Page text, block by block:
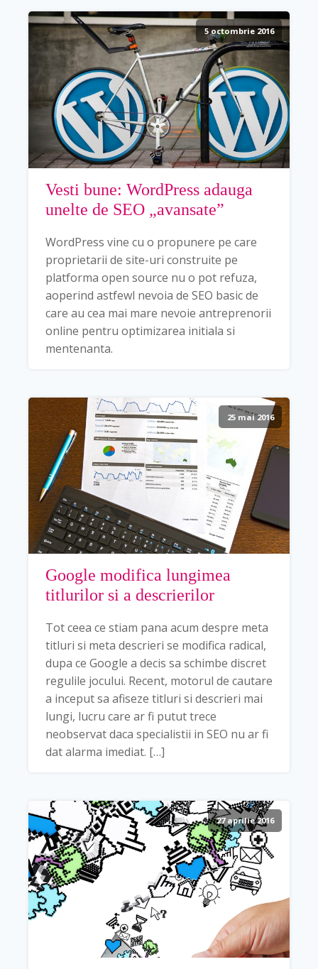
5 octombrie 2016
Vesti bune: WordPress adauga
unelte de SEO „avansate”
WordPress vine cu o propunere pe care
proprietarii de site-uri construite pe
platforma open source nu o pot refuza,
aoperind astfewl nevoia de SEO basic de
care au cea mai mare nevoie antreprenorii
online pentru optimizarea initiala si
mentenanta.
25 mai 2016
Google modifica lungimea
titlurilor si a descrierilor
Tot ceea ce stiam pana acum despre meta
titluri si meta descrieri se modifica radical,
dupa ce Google a decis sa schimbe discret
regulile jocului. Recent, motorul de cautare
a inceput sa afiseze titluri si descrieri mai
lungi, lucru care ar fi putut trece
neobservat daca specialistii in SEO nu ar fi
dat alarma imediat. […]
27 aprilie 2016